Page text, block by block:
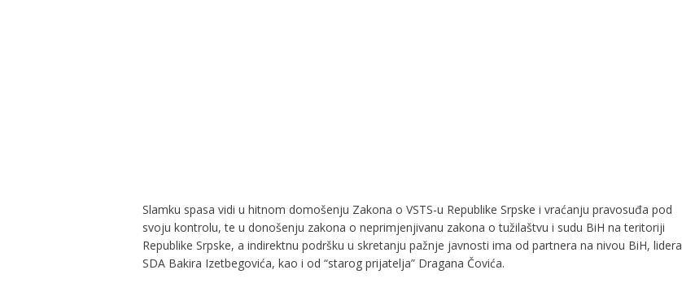
Slamku spasa vidi u hitnom domošenju Zakona o VSTS-u Republike Srpske i vraćanju pravosuđa pod
svoju kontrolu, te u donošenju zakona o neprimjenjivanu zakona o tužilaštvu i sudu BiH na teritoriji
Republike Srpske, a indirektnu podršku u skretanju pažnje javnosti ima od partnera na nivou BiH, lidera
SDA Bakira Izetbegovića, kao i od “starog prijatelja” Dragana Čovića.